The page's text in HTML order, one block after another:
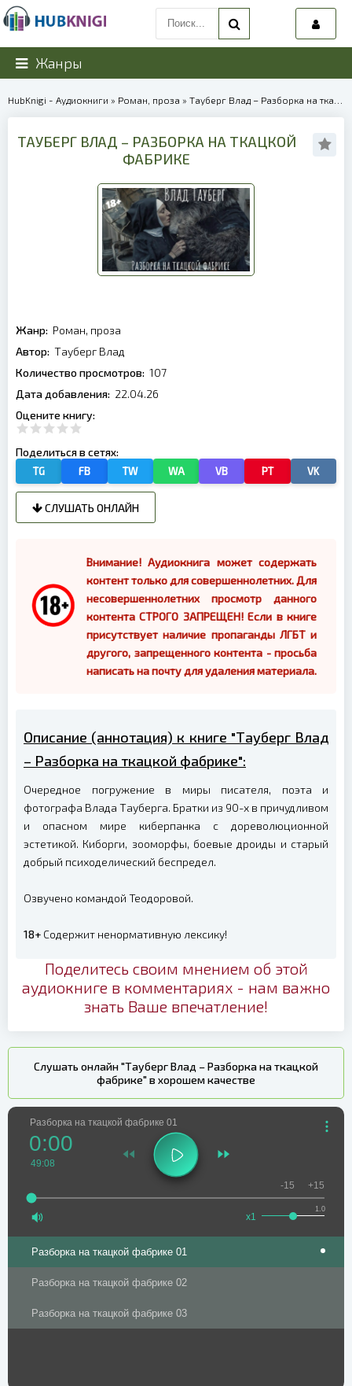
Жанры
HubKnigi - Аудиокниги » Роман, проза » Тауберг Влад – Разборка на ткацкой фабрике | 39745
ТАУБЕРГ ВЛАД – РАЗБОРКА НА ТКАЦКОЙ
ФАБРИКЕ
Жанр: Роман, проза
Автор: Тауберг Влад
Количество просмотров: 107
Дата добавления: 22.04.26
Оцените книгу:
Поделиться в сетях:
TG FB TW WA VB PT VK
СЛУШАТЬ ОНЛАЙН
Внимание! Аудиокнига может содержать
контент только для совершеннолетних. Для
несовершеннолетних просмотр данного
контента СТРОГО ЗАПРЕЩЕН! Если в книге
присутствует наличие пропаганды ЛГБТ и
другого, запрещенного контента - просьба
написать на почту для удаления материала.
Описание (аннотация) к книге "Тауберг Влад
– Разборка на ткацкой фабрике":
Очередное погружение в миры писателя, поэта и
фотографа Влада Тауберга. Братки из 90-х в причудливом
и опасном мире киберпанка с дореволюционной
эстетикой. Киборги, зооморфы, боевые дроиды и старый
добрый психоделический беспредел.
Озвучено командой Теодоровой.
18+ Содержит ненормативную лексику!
Поделитесь своим мнением об этой
аудиокниге в комментариях - нам важно
знать Ваше впечатление!
Слушать онлайн "Тауберг Влад – Разборка на ткацкой
фабрике" в хорошем качестве
Разборка на ткацкой фабрике 01
0:00
49:08
1.0
x1
-15 +15
Разборка на ткацкой фабрике 01
Разборка на ткацкой фабрике 02
Разборка на ткацкой фабрике 03